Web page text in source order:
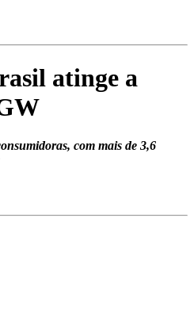
atinge a
com mais de 3,6